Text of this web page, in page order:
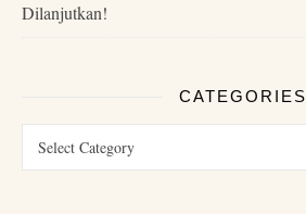
Dilanjutkan!
CATEGORIES